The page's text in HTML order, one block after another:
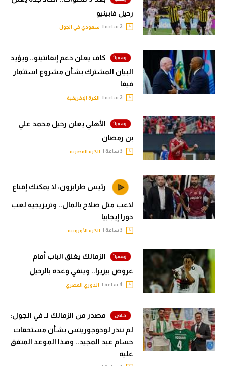
رحيل فابينيو
سعودي في الجول
كاف يعلن دعم إنفانتينو.. ويؤيد
البيان المشترك بشأن مشروع استثمار
فيفا
الكرة الإفريقية
الأهلي يعلن رحيل محمد علي
بن رمضان
الكرة المصرية
رئيس طرابزون: لا يمكنك إقناع
لاعب مثل صلاح بالمال.. وتريزيجيه لعب
دورا إيجابيا
الكرة الأوروبية
الزمالك يغلق الباب أمام
عروض بيزيرا.. وينفي وعده بالرحيل
الدوري المصري
مصدر من الزمالك لـ في الجول:
لم ننذر لودوجوريتس بشأن مستحقات
حسام عبد المجيد.. وهذا الموعد المتفق
عليه